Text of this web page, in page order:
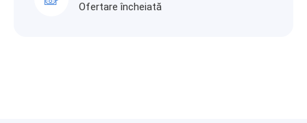
Ofertare încheiată